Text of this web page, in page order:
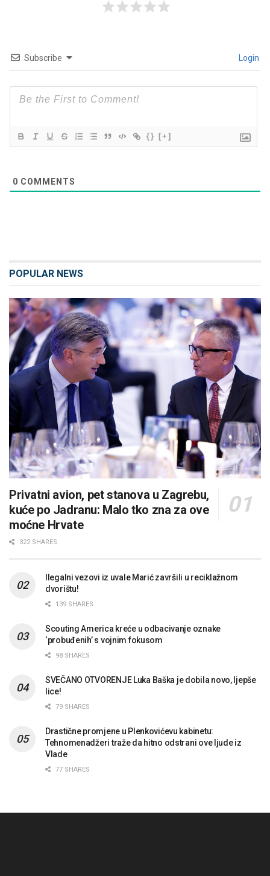
Subscribe Login
{} [+]
0 COMMENTS
POPULAR NEWS
Privatni avion, pet stanova u Zagrebu,
kuće po Jadranu: Malo tko zna za ove
moćne Hrvate
322 SHARES
Ilegalni vezovi iz uvale Marić završili u reciklažnom
dvorištu!
139 SHARES
Scouting America kreće u odbacivanje oznake
‘probuđenih’ s vojnim fokusom
98 SHARES
SVEČANO OTVORENJE Luka Baška je dobila novo, ljepše
lice!
79 SHARES
Drastične promjene u Plenkovićevu kabinetu:
Tehnomenadžeri traže da hitno odstrani ove ljude iz
Vlade
77 SHARES